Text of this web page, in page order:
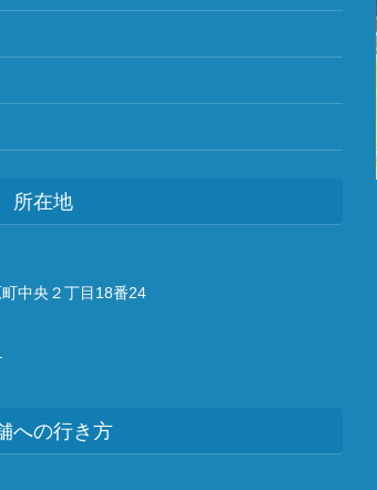
所在地
中央２丁目18番24
への行き方